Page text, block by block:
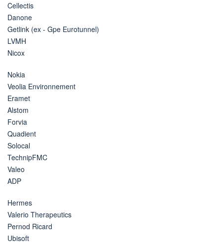
Cellectis
Danone
Getlink (ex - Gpe Eurotunnel)
LVMH
Nicox
Nokia
Veolia Environnement
Eramet
Alstom
Forvia
Quadient
Solocal
TechnipFMC
Valeo
ADP
Hermes
Valerio Therapeutics
Pernod Ricard
Ubisoft